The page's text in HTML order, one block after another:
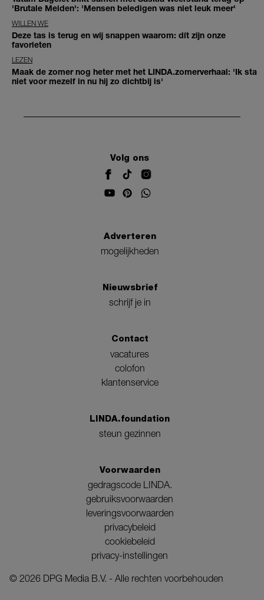
'Brutale Meiden': 'Mensen beledigen was niet leuk meer'
WILLEN WE
Deze tas is terug en wij snappen waarom: dít zijn onze
favorieten
LEZEN
Maak de zomer nog heter met het LINDA.zomerverhaal: 'Ik sta
niet voor mezelf in nu hij zo dichtbij is'
Volg ons
Adverteren
mogelijkheden
Nieuwsbrief
schrijf je in
Contact
vacatures
colofon
klantenservice
LINDA.foundation
steun gezinnen
Voorwaarden
gedragscode LINDA.
gebruiksvoorwaarden
leveringsvoorwaarden
privacybeleid
cookiebeleid
privacy-instellingen
© 2026 DPG Media B.V. - Alle rechten voorbehouden